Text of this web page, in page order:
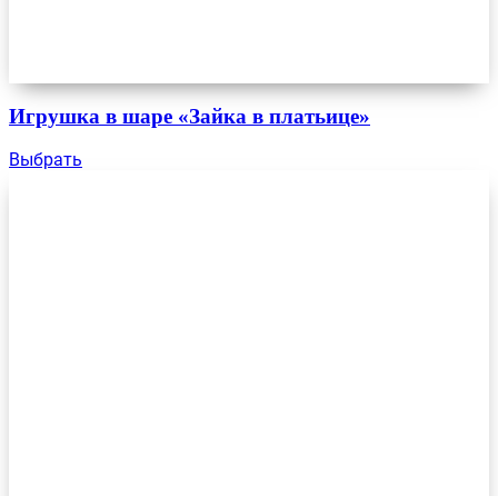
Игрушка в шаре «Зайка в платьице»
Выбрать